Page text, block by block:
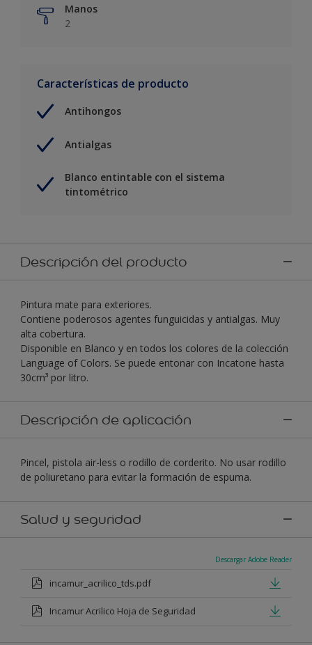
Manos
2
Características de producto
Antihongos
Antialgas
Blanco entintable con el sistema
tintométrico
Descripción del producto
Pintura mate para exteriores.
Contiene poderosos agentes funguicidas y antialgas. Muy
alta cobertura.
Disponible en Blanco y en todos los colores de la colección
Language of Colors. Se puede entonar con Incatone hasta
30cm³ por litro.
Descripción de aplicación
Pincel, pistola air-less o rodillo de corderito. No usar rodillo
de poliuretano para evitar la formación de espuma.
Salud y seguridad
Descargar Adobe Reader
incamur_acrilico_tds.pdf
Incamur Acrilico Hoja de Seguridad